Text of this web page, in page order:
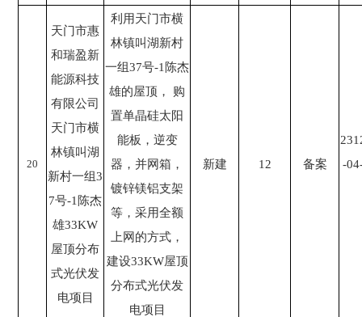
20
天门市惠
和瑞盈新
能源科技
有限公司
天门市横
林镇叫湖
新村一组3
7号-1陈杰
雄33KW
屋顶分布
式光伏发
电项目
利用天门市横
林镇叫湖新村
一组37号-1陈杰
雄的屋顶， 购
置单晶硅太阳
能板，逆变
器，并网箱，
镀锌镁铝支架
等，采用全额
上网的方式，
建设33KW屋顶
分布式光伏发
电项目
新建 12 备案
-